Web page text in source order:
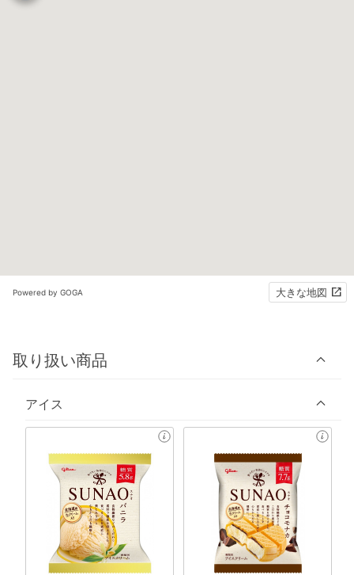
Powered by GOGA 大きな地図
取り扱い商品
アイス